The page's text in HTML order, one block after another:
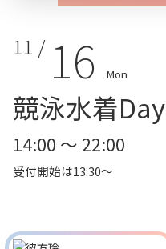
11 / 16 Mon
競泳水着Day
14:00 ～ 22:00
受付開始は13:30～